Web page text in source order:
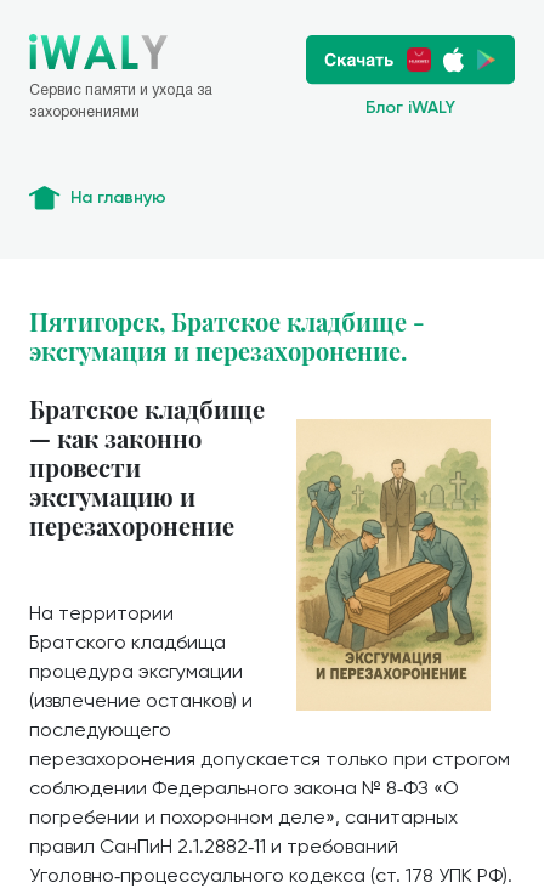
Сервис памяти и ухода за
захоронениями
Блог iWALY
На главную
Пятигорск, Братское кладбище -
эксгумация и перезахоронение.
Братское кладбище
— как законно
провести
эксгумацию и
перезахоронение
На территории
Братского кладбища
процедура эксгумации
(извлечение останков) и
последующего
перезахоронения допускается только при строгом
соблюдении Федерального закона № 8‑ФЗ «О
погребении и похоронном деле», санитарных
правил СанПиН 2.1.2882‑11 и требований
Уголовно‑процессуального кодекса (ст. 178 УПК РФ).